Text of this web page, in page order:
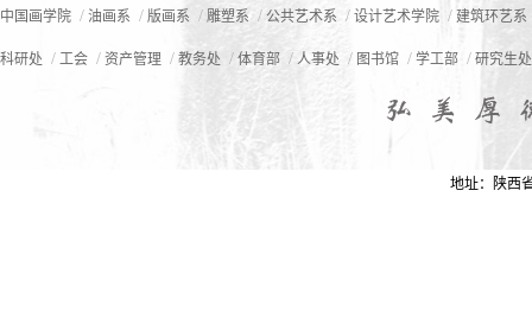
中国画学院 / 油画系 / 版画系 / 雕塑系 / 公共艺术系 / 设计艺术学院 / 建筑环艺系
科研处 / 工会 / 资产管理 / 教务处 / 体育部 / 人事处 / 图书馆 / 学工部 / 研究生处
地址：陕西